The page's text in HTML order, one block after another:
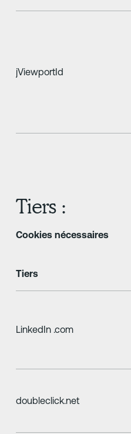
jViewportId
Tiers :
Cookies nécessaires
Tiers
LinkedIn .com
doubleclick.net